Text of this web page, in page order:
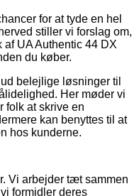
for at tyde en hel
stiller vi forslag om,
UA Authentic 44 DX
du køber.
belejlige løsninger til
Her møder vi
folk at skrive en
kan benyttes til at
hos kunderne.
Vi arbejder tæt sammen
formidler deres